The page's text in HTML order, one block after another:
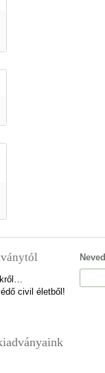
civil életből!
Neved